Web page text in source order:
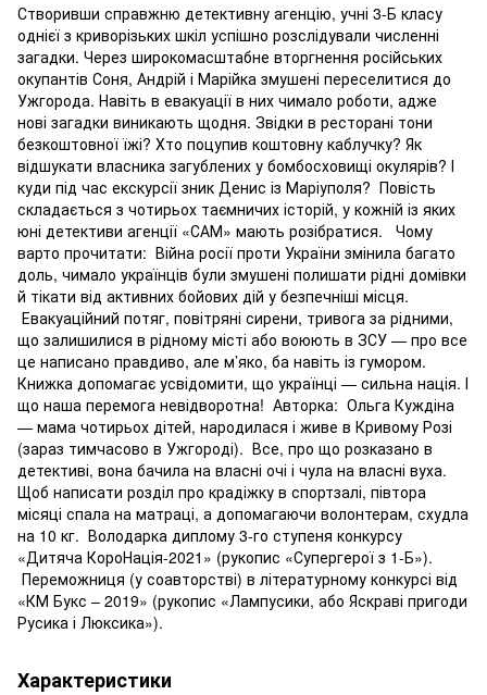
Створивши справжню детективну агенцію, учні 3-Б класу
однієї з криворізьких шкіл успішно розслідували численні
загадки. Через широкомасштабне вторгнення російських
окупантів Соня, Андрій і Марійка змушені переселитися до
Ужгорода. Навіть в евакуації в них чимало роботи, адже
нові загадки виникають щодня. Звідки в ресторані тони
безкоштовної їжі? Хто поцупив коштовну каблучку? Як
відшукати власника загублених у бомбосховищі окулярів? І
куди під час екскурсії зник Денис із Маріуполя? Повість
складається з чотирьох таємничих історій, у кожній із яких
юні детективи агенції «САМ» мають розібратися. Чому
варто прочитати: Війна росії проти України змінила багато
доль, чимало українців були змушені полишати рідні домівки
й тікати від активних бойових дій у безпечніші місця.
Евакуаційний потяг, повітряні сирени, тривога за рідними,
що залишилися в рідному місті або воюють в ЗСУ — про все
це написано правдиво, але м’яко, ба навіть із гумором.
Книжка допомагає усвідомити, що українці — сильна нація. І
що наша перемога невідворотна! Авторка: Ольга Куждіна
— мама чотирьох дітей, народилася і живе в Кривому Розі
(зараз тимчасово в Ужгороді). Все, про що розказано в
детективі, вона бачила на власні очі і чула на власні вуха.
Щоб написати розділ про крадіжку в спортзалі, півтора
місяці спала на матраці, а допомагаючи волонтерам, схудла
на 10 кг. Володарка диплому 3-го ступеня конкурсу
«Дитяча КороНація-2021» (рукопис «Супергерої з 1-Б»).
Переможниця (у соавторстві) в літературному конкурсі від
«КМ Букс – 2019» (рукопис «Лампусики, або Яскраві пригоди
Русика і Люксика»).
Характеристики